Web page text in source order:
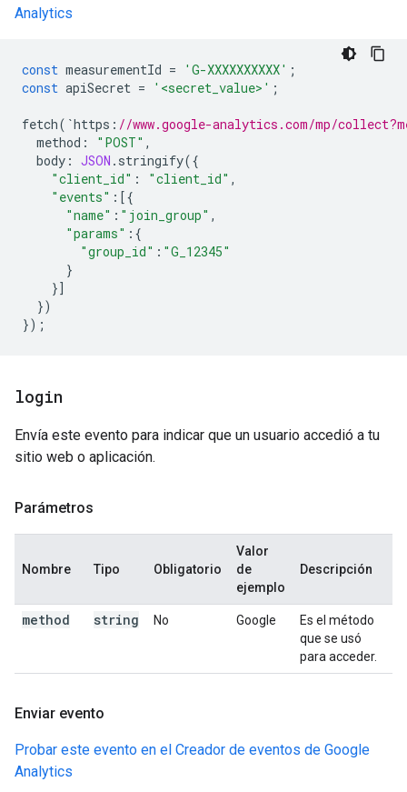
Analytics
const measurementId = 'G-XXXXXXXXXX' ;
const apiSecret = '<secret_value>' ;
fetch( `https : //www.google-analytics.com/mp/
method : "POST" ,
body : JSON . stringify({
"client_id" : "client_id" ,
"events" : [{
"name" : "join_group" ,
"params" : {
"group_id" : "G_12345"
}
}]
})
});
login
Envía este evento para indicar que un usuario accedió a tu
sitio web o aplicación.
Parámetros
Nombre Tipo Obligatorio
Valor
de
ejemplo
Descripción
method string No Google
Es el método
que se usó
para acceder.
Enviar evento
Probar este evento en el Creador de eventos de Google
Analytics